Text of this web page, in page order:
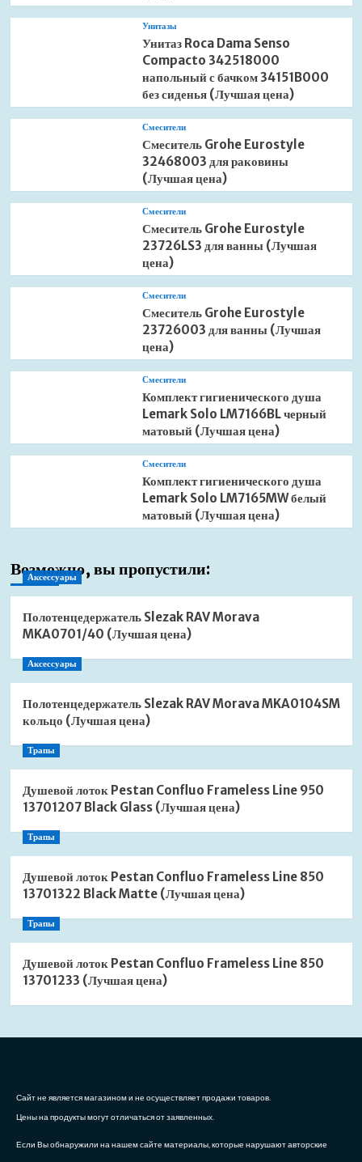
Унитазы
Унитаз Roca Dama Senso
Compacto 342518000
напольный с бачком 34151B000
без сиденья (Лучшая цена)
Смесители
Смеситель Grohe Eurostyle
32468003 для раковины
(Лучшая цена)
Смесители
Смеситель Grohe Eurostyle
23726LS3 для ванны (Лучшая
цена)
Смесители
Смеситель Grohe Eurostyle
23726003 для ванны (Лучшая
цена)
Смесители
Комплект гигиенического душа
Lemark Solo LM7166BL черный
матовый (Лучшая цена)
Смесители
Комплект гигиенического душа
Lemark Solo LM7165MW белый
матовый (Лучшая цена)
Возможно, вы пропустили:
Аксессуары
Полотенцедержатель Slezak RAV Morava
MKA0701/40 (Лучшая цена)
Аксессуары
Полотенцедержатель Slezak RAV Morava MKA0104SM
кольцо (Лучшая цена)
Трапы
Душевой лоток Pestan Confluo Frameless Line 950
13701207 Black Glass (Лучшая цена)
Трапы
Душевой лоток Pestan Confluo Frameless Line 850
13701322 Black Matte (Лучшая цена)
Трапы
Душевой лоток Pestan Confluo Frameless Line 850
13701233 (Лучшая цена)
Сайт не является магазином и не осуществляет продажи товаров.
Цены на продукты могут отличаться от заявленных.
Если Вы обнаружили на нашем сайте материалы, которые нарушают авторские